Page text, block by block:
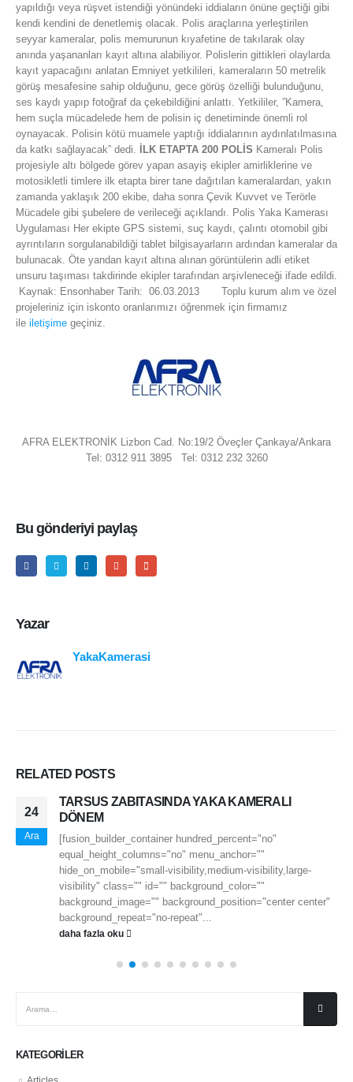
yapıldığı veya rüşvet istendiği yönündeki iddiaların önüne geçtiği gibi
kendi kendini de denetlemiş olacak. Polis araçlarına yerleştirilen
seyyar kameralar, polis memurunun kıyafetine de takılarak olay
anında yaşananları kayıt altına alabiliyor. Polislerin gittikleri olaylarda
kayıt yapacağını anlatan Emniyet yetkilileri, kameraların 50 metrelik
görüş mesafesine sahip olduğunu, gece görüş özelliği bulunduğunu,
ses kaydı yapıp fotoğraf da çekebildiğini anlattı. Yetkililer, ”Kamera,
hem suçla mücadelede hem de polisin iç denetiminde önemli rol
oynayacak. Polisin kötü muamele yaptığı iddialarının aydınlatılmasına
da katkı sağlayacak” dedi. İLK ETAPTA 200 POLİS Kameralı Polis
projesiyle altı bölgede görev yapan asayiş ekipler amirliklerine ve
motosikletli timlere ilk etapta birer tane dağıtılan kameralardan, yakın
zamanda yaklaşık 200 ekibe, daha sonra Çevik Kuvvet ve Terörle
Mücadele gibi şubelere de verileceği açıklandı. Polis Yaka Kamerası
Uygulaması Her ekipte GPS sistemi, suç kaydı, çalıntı otomobil gibi
ayrıntıların sorgulanabildiği tablet bilgisayarların ardından kameralar da
bulunacak. Öte yandan kayıt altına alınan görüntülerin adli etiket
unsuru taşıması takdirinde ekipler tarafından arşivleneceği ifade edildi.
Kaynak: Ensonhaber Tarih: 06.03.2013 Toplu kurum alım ve özel
projeleriniz için iskonto oranlarımızı öğrenmek için firmamız
ile iletişime geçiniz.
AFRA ELEKTRONİK Lizbon Cad. No:19/2 Öveçler Çankaya/Ankara
Tel: 0312 911 3895 Tel: 0312 232 3260
Bu gönderiyi paylaş
Yazar
YakaKamerasi
RELATED POSTS
24
Ara
TARSUS ZABITASINDA YAKA KAMERALI
DÖNEM
[fusion_builder_container hundred_percent="no"
equal_height_columns="no" menu_anchor=""
hide_on_mobile="small-visibility,medium-visibility,large-
visibility" class="" id="" background_color=""
background_image="" background_position="center center"
background_repeat="no-repeat"...
daha fazla oku
KATEGORILER